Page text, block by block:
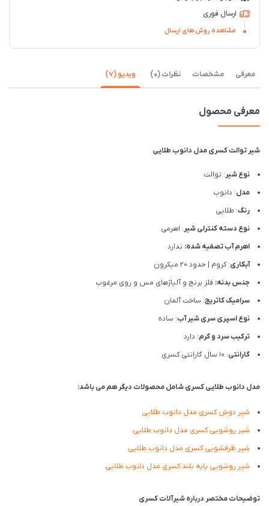
ارسال فوری
مشاهده روش های ارسال
معرفی مشخصات نظرات (0) ویدیو (7)
معرفی محصول
شیر توالت کسری مدل دانوب طلایی
نوع شیر: توالت
مدل: دانوب
رنگ: طلایی
نوع دسته کنترلی شیر: اهرمی
اهرم آب تصفیه شده: ندارد
آبکاری: کروم | حدود 20 میکرون
جنس بدنه: فلز برنج و آلیاژهای مس و روی مرغوب
سرامیک کاتریج: ساخت آلمان
نوع اسپری سری شیر آب: ساده
ترکیب سرد و گرم: دارد
گارانتی: 10 سال گارانتی کسری
مدل دانوب طلایی کسری شامل محصولات دیگر هم می باشد:
شیر دوش کسری مدل دانوب طلایی
شیر روشویی کسری مدل دانوب طلایی
شیر ظرفشویی کسری مدل دانوب طلایی
شیر روشویی پایه بلند کسری مدل دانوب طلایی
توضیحات مختصر درباره شیرآلات کسری